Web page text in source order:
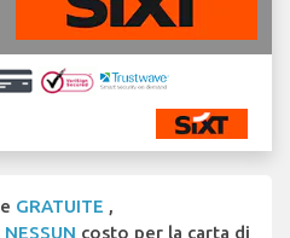
GRATUITE ,
NESSUN costo per la carta di